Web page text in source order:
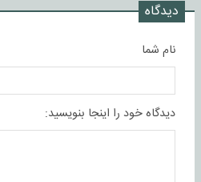
دیدگاه
نام شما
دیدگاه خود را اینجا بنویسید: